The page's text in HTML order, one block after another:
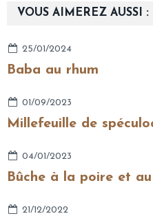
VOUS AIMEREZ AUSSI :
25/01/2024
Baba au rhum
01/09/2023
Millefeuille de
04/01/2023
Bûche à la poire et
21/12/2022